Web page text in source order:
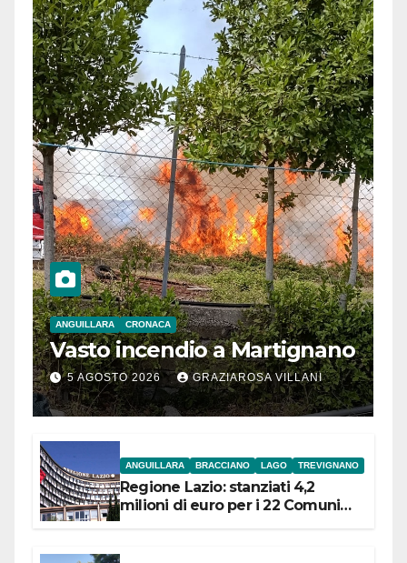
ANGUILLARA CRONACA
Vasto incendio a Martignano
5 AGOSTO 2026 GRAZIAROSA VILLANI
ANGUILLARA BRACCIANO LAGO TREVIGNANO
Regione Lazio: stanziati 4,2
milioni di euro per i 22 Comuni